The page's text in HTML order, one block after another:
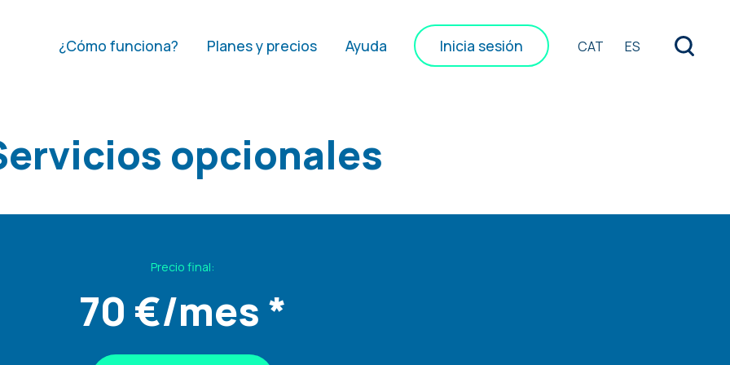
¿Cómo funciona? Planes y precios Ayuda Inicia sesión CAT ES
opcionales
Precio final:
70